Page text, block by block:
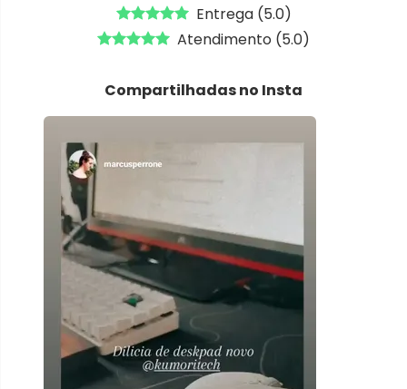
Entrega (5.0)
Atendimento (5.0)
Compartilhadas no Insta